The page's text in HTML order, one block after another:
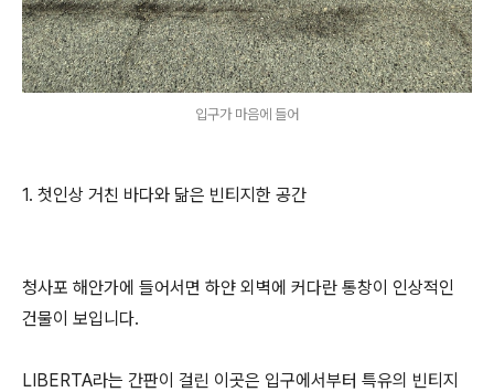
입구가 마음에 들어
1. 첫인상 거친 바다와 닮은 빈티지한 공간
청사포 해안가에 들어서면 하얀 외벽에 커다란 통창이 인상적인
건물이 보입니다.
LIBERTA라는 간판이 걸린 이곳은 입구에서부터 특유의 빈티지